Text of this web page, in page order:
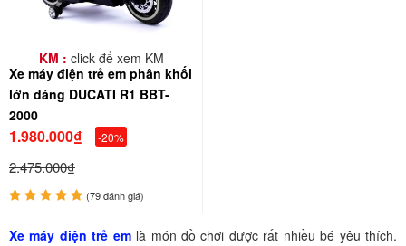
KM : click để xem KM
Xe máy điện trẻ em phân khối
lớn dáng DUCATI R1 BBT-
2000
1.980.000₫ -20%
2.475.000₫
(79 đánh giá)
Xe máy điện trẻ emlà món đồ chơi được rất nhiều bé yêu thích.